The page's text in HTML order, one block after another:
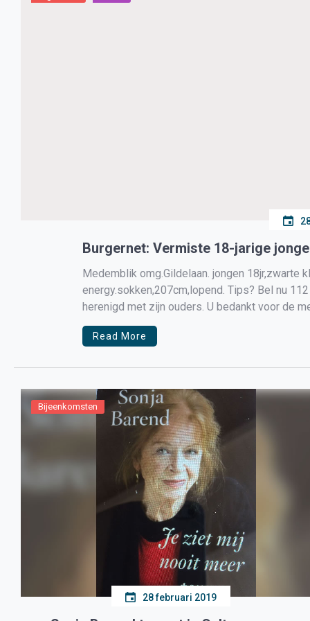
Burgernet: Vermiste 18-jarige
Medemblik omg.Gildelaan. jongen
energy.sokken,207cm,lopend. Tips? Bel nu
herenigd met zijn ouders. U bedankt voor de
Read More
Bijeenkomsten
28 februari 2019